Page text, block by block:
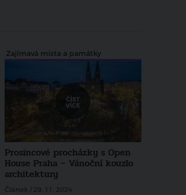
Zajímavá místa a památky
Prosincové procházky s Open
House Praha – Vánoční kouzlo
architektury
Článek / 29. 11. 2024